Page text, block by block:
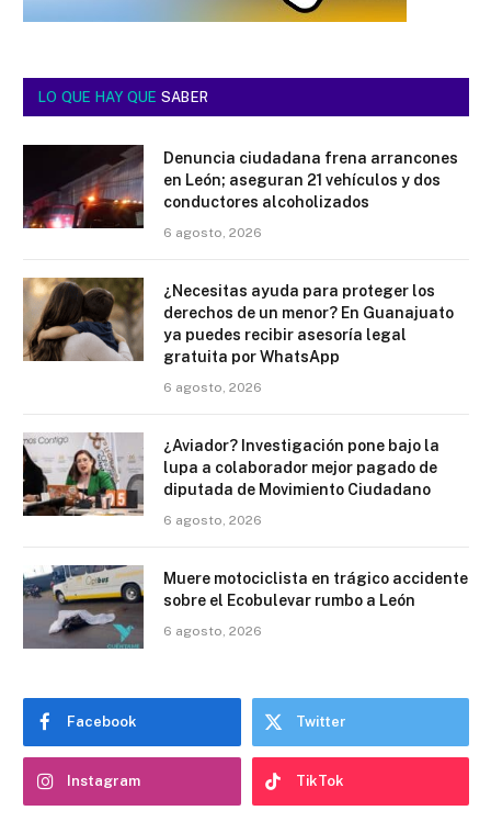
LO QUE HAY QUE SABER
Denuncia ciudadana frena arrancones
en León; aseguran 21 vehículos y dos
conductores alcoholizados
6 agosto, 2026
¿Necesitas ayuda para proteger los
derechos de un menor? En Guanajuato
ya puedes recibir asesoría legal
gratuita por WhatsApp
6 agosto, 2026
¿Aviador? Investigación pone bajo la
lupa a colaborador mejor pagado de
diputada de Movimiento Ciudadano
6 agosto, 2026
Muere motociclista en trágico accidente
sobre el Ecobulevar rumbo a León
6 agosto, 2026
Facebook Twitter
Instagram TikTok